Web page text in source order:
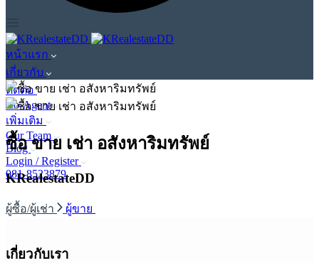
หน้าแรก
เกี่ยวกับ
ติดต่อ
Co-Agent
เพิ่มเติม
Our Team
Blog
Login / Register
081-8523879
ซื้อ ขาย เช่า อสังหาริมทรัพย์
KRealestateDD
ผู้ซื้อ/ผู้เช่า ผู้ขาย
เกี่ยวกับเรา